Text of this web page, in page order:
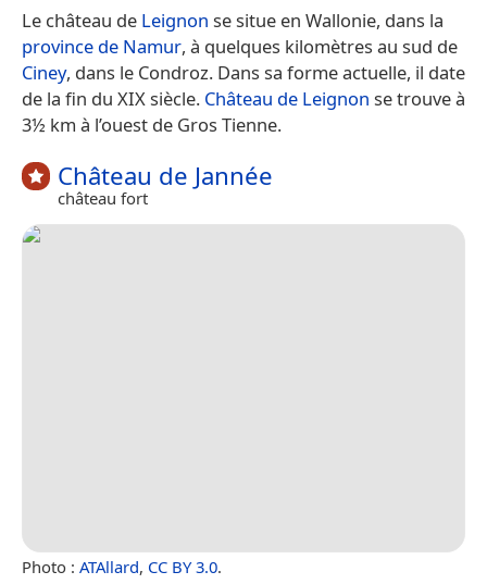
Le château de Leignon se situe en Wallonie, dans la
province de Namur, à quelques kilomètres au sud de
Ciney, dans le Condroz. Dans sa forme actuelle, il date
de la fin du XIX siècle. Château de Leignon se trouve à
3½ km à l’ouest de Gros Tienne.
Château de Jannée
château fort
Photo : ATAllard, CC BY 3.0.